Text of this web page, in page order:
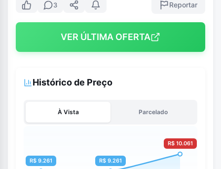
3 Reportar
VER ÚLTIMA OFERTA
Histórico de Preço
À Vista Parcelado